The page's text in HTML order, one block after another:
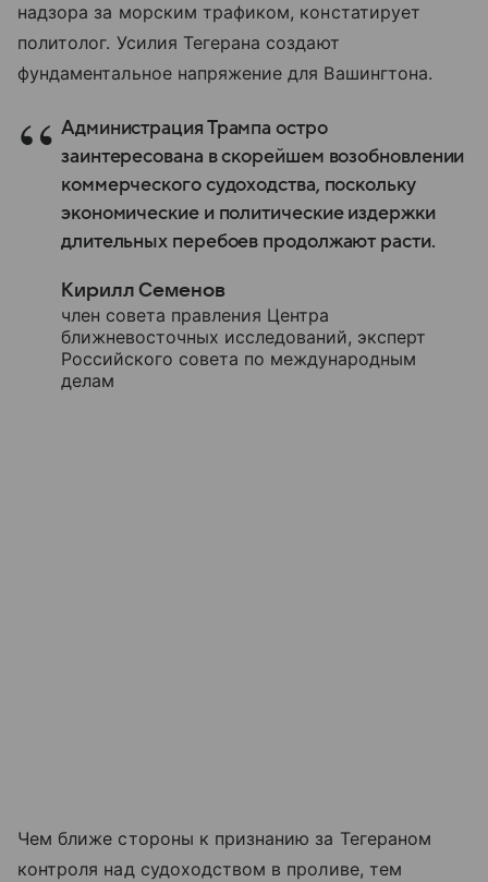
надзора за морским трафиком, констатирует
политолог. Усилия Тегерана создают
фундаментальное напряжение для Вашингтона.
Администрация Трампа остро
заинтересована в скорейшем возобновлении
коммерческого судоходства, поскольку
экономические и политические издержки
длительных перебоев продолжают расти.
Кирилл Семенов
член совета правления Центра
ближневосточных исследований, эксперт
Российского совета по международным
делам
Чем ближе стороны к признанию за Тегераном
контроля над судоходством в проливе, тем